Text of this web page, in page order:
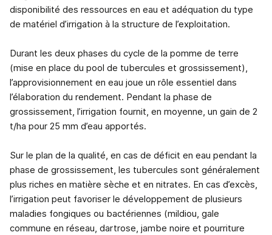
disponibilité des ressources en eau et adéquation du type
de matériel d’irrigation à la structure de l’exploitation.
Durant les deux phases du cycle de la pomme de terre
(mise en place du pool de tubercules et grossissement),
l’approvisionnement en eau joue un rôle essentiel dans
l’élaboration du rendement. Pendant la phase de
grossissement, l’irrigation fournit, en moyenne, un gain de 2
t/ha pour 25 mm d’eau apportés.
Sur le plan de la qualité, en cas de déficit en eau pendant la
phase de grossissement, les tubercules sont généralement
plus riches en matière sèche et en nitrates. En cas d’excès,
l’irrigation peut favoriser le développement de plusieurs
maladies fongiques ou bactériennes (mildiou, gale
commune en réseau, dartrose, jambe noire et pourriture